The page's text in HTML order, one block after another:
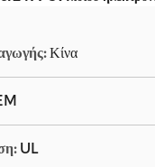
Κίνα
UL